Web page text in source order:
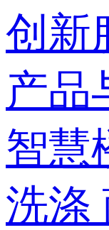
创新
产品
智慧
洗涤